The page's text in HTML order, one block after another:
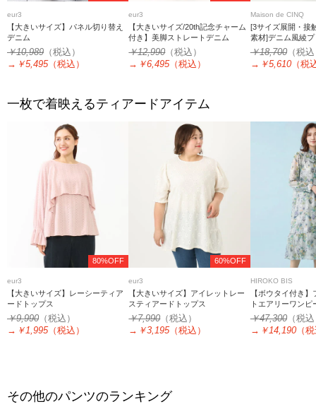
eur3
【大きいサイズ】パネル切り替え
デニム
￥10,989 （税込）
→ ￥5,495（税込）
eur3
【大きいサイズ/20th記念チャーム
付き】美脚ストレートデニム
￥12,990（税込）
→ ￥6,495（税込）
Maison de CINQ
[3サイズ展開・接
素材]デニム風綾
ションストレッチ
￥18,700（税
→ ￥5,610（税
一枚で着映えるティアードアイテム
80%OFF
eur3
【大きいサイズ】レーシーティア
ードトップス
￥9,990 （税込）
→ ￥1,995（税込）
60%OFF
eur3
【大きいサイズ】アイレットレー
スティアードトップス
￥7,990（税込）
→ ￥3,195（税込）
HIROKO BIS
【ボウタイ付き
トエアリーワンピ
￥47,300（税
→ ￥14,190（
その他のパンツのランキング